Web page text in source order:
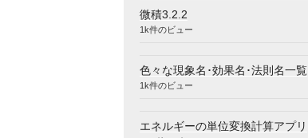
微積3.2.2
1k件のビュー
色々な現象名･効果名･法則名一覧
1k件のビュー
エネルギーの単位変換計算アプリ